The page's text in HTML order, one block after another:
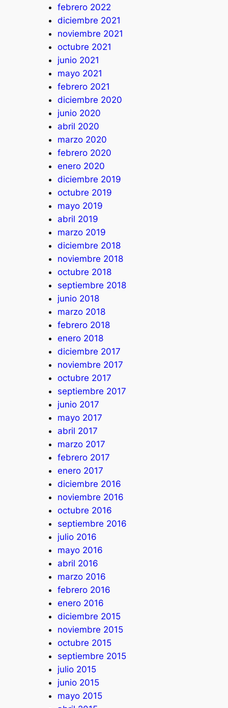
febrero 2022
diciembre 2021
noviembre 2021
octubre 2021
junio 2021
mayo 2021
febrero 2021
diciembre 2020
junio 2020
abril 2020
marzo 2020
febrero 2020
enero 2020
diciembre 2019
octubre 2019
mayo 2019
abril 2019
marzo 2019
diciembre 2018
noviembre 2018
octubre 2018
septiembre 2018
junio 2018
marzo 2018
febrero 2018
enero 2018
diciembre 2017
noviembre 2017
octubre 2017
septiembre 2017
junio 2017
mayo 2017
abril 2017
marzo 2017
febrero 2017
enero 2017
diciembre 2016
noviembre 2016
octubre 2016
septiembre 2016
julio 2016
mayo 2016
abril 2016
marzo 2016
febrero 2016
enero 2016
diciembre 2015
noviembre 2015
octubre 2015
septiembre 2015
julio 2015
junio 2015
mayo 2015